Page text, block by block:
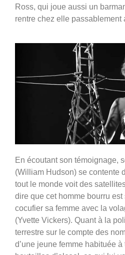
Ross, qui joue aussi un
rentre chez elle passablement
En écoutant son témoignage,
(William Hudson) se contente
tout le monde voit des
dire que cet homme bourru est
cocufier sa femme avec la
(Yvette Vickers). Quant à la
terrestre sur le compte des
d’une jeune femme habituée